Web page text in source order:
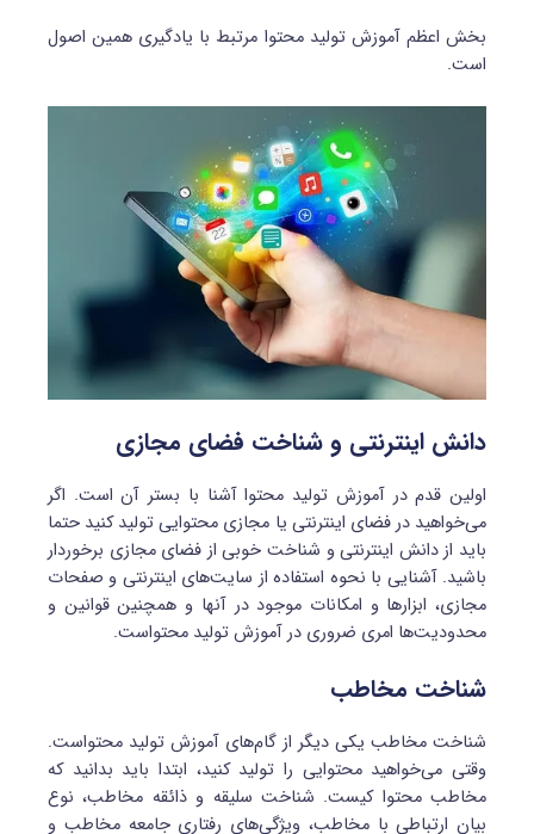
بخش اعظم آموزش تولید محتوا مرتبط با یادگیری همین اصول
است.
دانش اینترنتی و شناخت فضای مجازی
اولین قدم در آموزش تولید محتوا آشنا با بستر آن است. اگر
می‌خواهید در فضای اینترنتی یا مجازی محتوایی تولید کنید حتما
باید از دانش اینترنتی و شناخت خوبی از فضای مجازی برخوردار
باشید. آشنایی با نحوه استفاده از سایت‌های اینترنتی و صفحات
مجازی، ابزارها و امکانات موجود در آنها و همچنین قوانین و
محدودیت‌ها امری ضروری در آموزش تولید محتواست.
شناخت مخاطب
شناخت مخاطب یکی دیگر از گام‌های آموزش تولید محتواست.
وقتی می‌خواهید محتوایی را تولید کنید، ابتدا باید بدانید که
مخاطب محتوا کیست. شناخت سلیقه و ذائقه مخاطب، نوع
بیان ارتباطی با مخاطب، ویژگی‌های رفتاری جامعه مخاطب و